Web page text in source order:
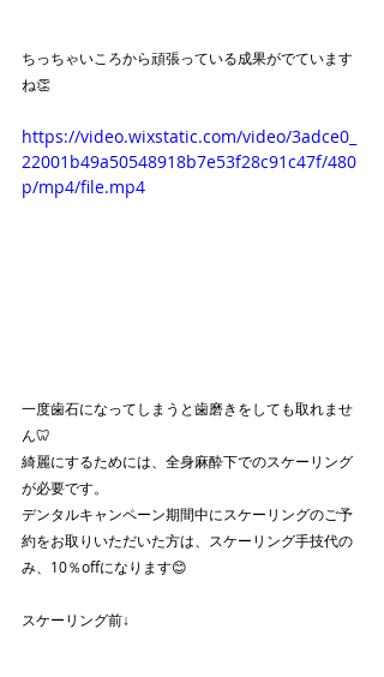
ちっちゃいころから頑張っている成果がでています
ね👏
https://video.wixstatic.com/video/3adce0_
22001b49a50548918b7e53f28c91c47f/480
p/mp4/file.mp4
一度歯石になってしまうと歯磨きをしても取れませ
ん🦷
綺麗にするためには、全身麻酔下でのスケーリング
が必要です。
デンタルキャンペーン期間中にスケーリングのご予
約をお取りいただいた方は、スケーリング手技代の
み、10％offになります😊
スケーリング前↓